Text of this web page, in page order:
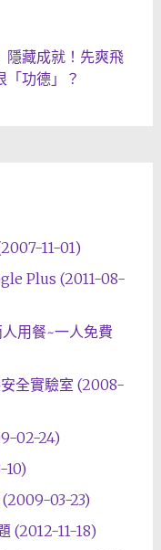
隱藏成就！先爽飛
「功德」？
11-01)
Plus (2011-08-
用餐~一人免費
全實驗室 (2008-
02-24)
10)
03-23)
(2012-11-18)